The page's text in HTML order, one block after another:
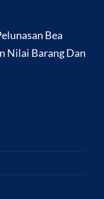
Bea
Nilai Barang Dan